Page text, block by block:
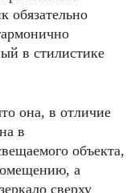
обязательно
в стилистике
она, в отличие
в
объекта,
а
сверху